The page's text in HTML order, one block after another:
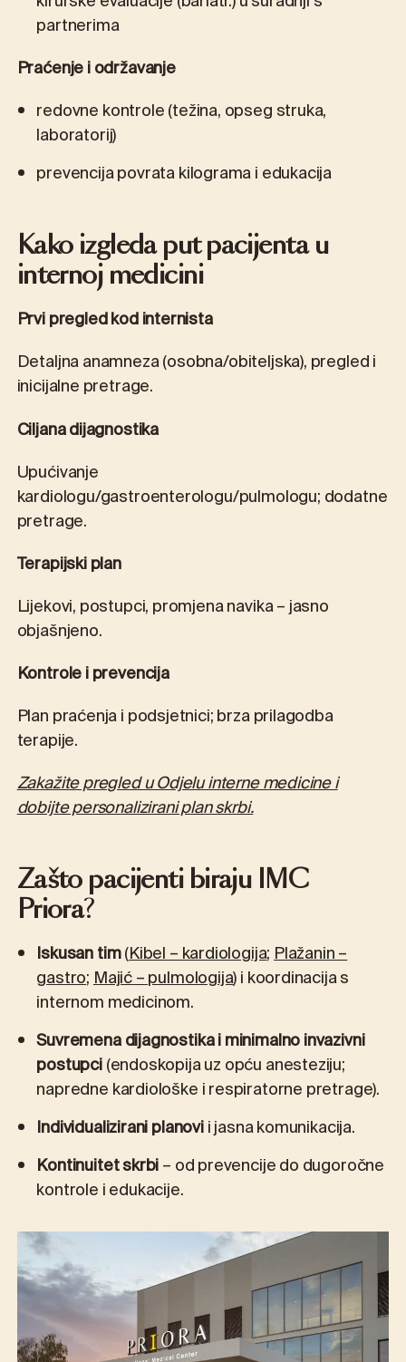
partnerima
Praćenje i održavanje
redovne kontrole (težina, opseg struka,
laboratorij)
prevencija povrata kilograma i edukacija
Kako izgleda put pacijenta u
internoj medicini
Prvi pregled kod internista
Detaljna anamneza (osobna/obiteljska), pregled i
inicijalne pretrage.
Ciljana dijagnostika
Upućivanje
kardiologu/gastroenterologu/pulmologu; dodatne
pretrage.
Terapijski plan
Lijekovi, postupci, promjena navika – jasno
objašnjeno.
Kontrole i prevencija
Plan praćenja i podsjetnici; brza prilagodba
terapije.
Zakažite pregled u Odjelu interne medicine i
dobijte personalizirani plan skrbi.
Zašto pacijenti biraju IMC
Priora?
Iskusan tim(Kibel – kardiologija;Plažanin –
gastro;Majić – pulmologija) i koordinacija s
internom medicinom.
Suvremena dijagnostika i minimalno invazivni
postupci(endoskopija uz opću anesteziju;
napredne kardiološke i respiratorne pretrage).
Individualizirani planovii jasna komunikacija.
Kontinuitet skrbi– od prevencije do dugoročne
kontrole i edukacije.